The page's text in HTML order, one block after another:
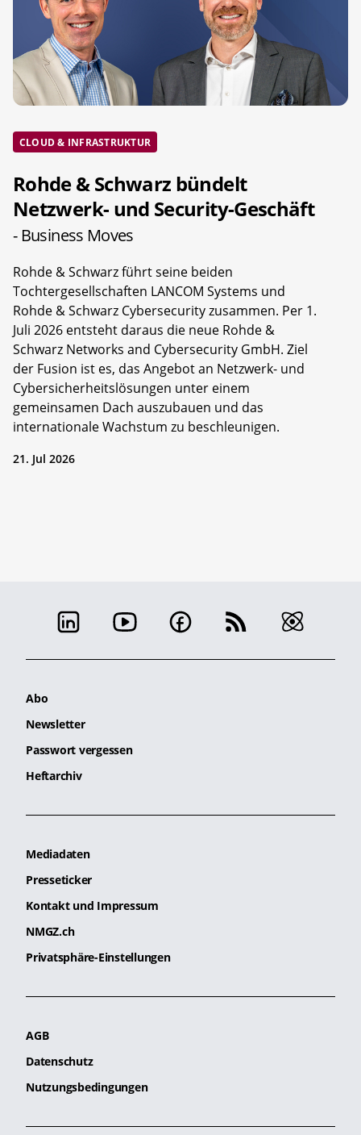
CLOUD & INFRASTRUKTUR
Rohde & Schwarz bündelt
Netzwerk- und Security-Geschäft
- Business Moves
Rohde & Schwarz führt seine beiden
Tochtergesellschaften LANCOM Systems und
Rohde & Schwarz Cybersecurity zusammen. Per 1.
Juli 2026 entsteht daraus die neue Rohde &
Schwarz Networks and Cybersecurity GmbH. Ziel
der Fusion ist es, das Angebot an Netzwerk- und
Cybersicherheitslösungen unter einem
gemeinsamen Dach auszubauen und das
internationale Wachstum zu beschleunigen.
21. Jul 2026
Abo
Newsletter
Passwort vergessen
Heftarchiv
Mediadaten
Presseticker
Kontakt und Impressum
NMGZ.ch
Privatsphäre-Einstellungen
AGB
Datenschutz
Nutzungsbedingungen